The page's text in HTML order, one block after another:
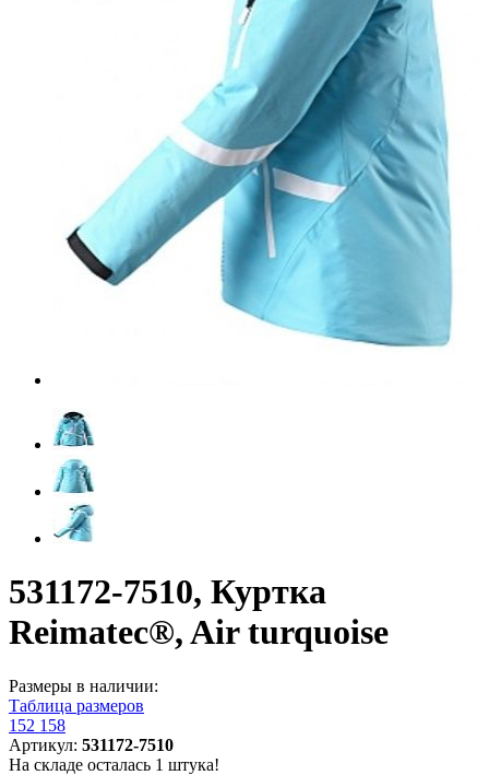
531172-7510, Куртка
Reimatec®, Air turquoise
Размеры в наличии:
Таблица размеров
152 158
Артикул: 531172-7510
На складе осталась 1 штука!